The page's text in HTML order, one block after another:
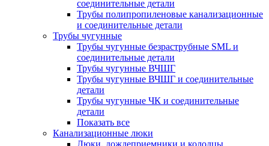
соединительные детали
Трубы полипропиленовые канализационные
и соединительные детали
Трубы чугунные
Трубы чугунные безраструбные SML и
соединительные детали
Трубы чугунные ВЧШГ
Трубы чугунные ВЧШГ и соединительные
детали
Трубы чугунные ЧК и соединительные
детали
Показать все
Канализационные люки
Люки, дождеприемники и колодцы